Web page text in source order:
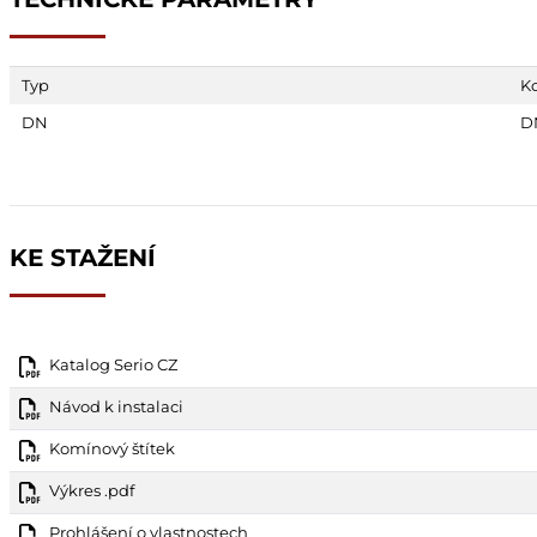
Typ
DN
KE STAŽENÍ
Katalog Serio CZ
Návod k instalaci
Komínový štítek
Výkres .pdf
Prohlášení o vlastnostech